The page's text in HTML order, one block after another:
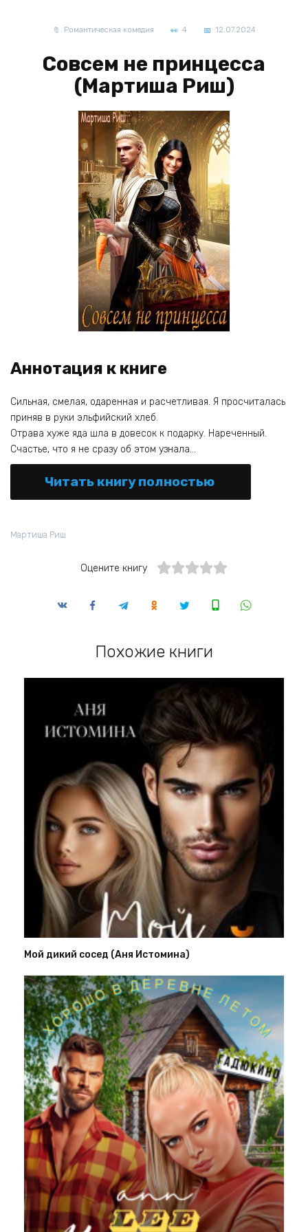
Романтическая комедия 4 12.07.2024
Совсем не принцесса
(Мартиша Риш)
Аннотация к книге
Сильная, смелая, одаренная и расчетливая. Я просчиталась
приняв в руки эльфийский хлеб.
Отрава хуже яда шла в довесок к подарку. Нареченный.
Счастье, что я не сразу об этом узнала…
Читать книгу полностью
Мартиша Риш
Оцените книгу
Похожие книги
Мой дикий сосед (Аня Истомина)